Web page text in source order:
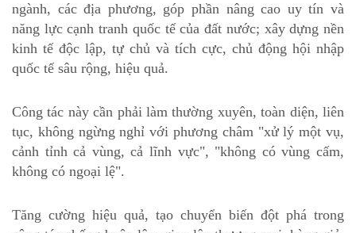
ngành, các địa phương, góp phần nâng cao uy tín và
năng lực cạnh tranh quốc tế của đất nước; xây dựng nền
kinh tế độc lập, tự chủ và tích cực, chủ động hội nhập
quốc tế sâu rộng, hiệu quả.
Công tác này cần phải làm thường xuyên, toàn diện, liên
tục, không ngừng nghỉ với phương châm "xử lý một vụ,
cảnh tỉnh cả vùng, cả lĩnh vực", "không có vùng cấm,
không có ngoại lệ".
Tăng cường hiệu quả, tạo chuyển biến đột phá trong